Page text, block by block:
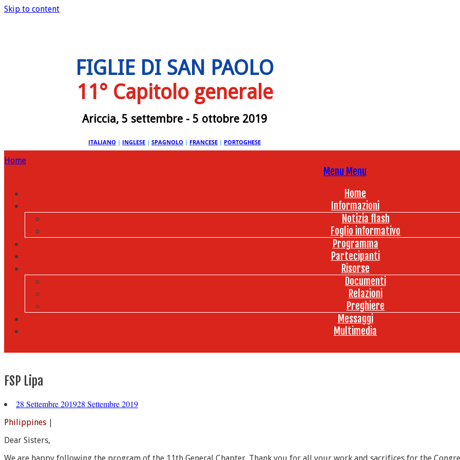
Skip to content
FIGLIE DI SAN PAOLO
11° Capitolo generale
Ariccia, 5 settembre - 5 ottobre 2019
ITALIANO | INGLESE | SPAGNOLO | FRANCESE | PORTOGHESE
Home
Menu Menu
Home
Informazioni
Notizia flash
Foglio informativo
Programma
Partecipanti
Risorse
Documenti
Relazioni
Preghiere
Messaggi
Multimedia
FSP Lipa
28 Settembre 201928 Settembre 2019
Philippines
Dear Sisters,